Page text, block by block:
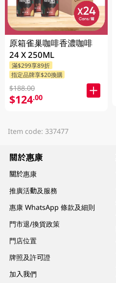
原箱雀巢咖啡香濃咖啡
24 X 250ML
滿$299享89折
指定品牌享$20換購
$188.00
$124.00
Item code: 337477
關於惠康
關於惠康
推廣活動及服務
惠康 WhatsApp 條款及細則
門市退/換貨政策
門店位置
牌照及許可證
加入我們